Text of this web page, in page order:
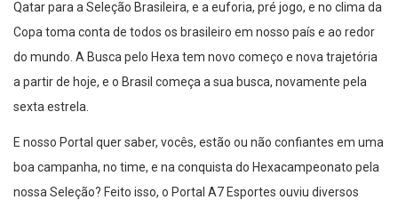
Qatar para a Seleção Brasileira, e a euforia, pré jogo, e no clima da
Copa toma conta de todos os brasileiro em nosso país e ao redor
do mundo. A Busca pelo Hexa tem novo começo e nova trajetória
a partir de hoje, e o Brasil começa a sua busca, novamente pela
sexta estrela.
E nosso Portal quer saber, vocês, estão ou não confiantes em uma
boa campanha, no time, e na conquista do Hexacampeonato pela
nossa Seleção? Feito isso, o Portal A7 Esportes ouviu diversos